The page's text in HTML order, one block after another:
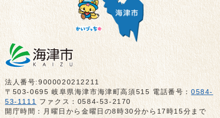
法人番号:9000020212211
〒503-0695 岐阜県海津市海津町高須515 電話番号：0584-
53-1111 ファクス：0584-53-2170
開庁時間：月曜日から金曜日の8時30分から17時15分まで